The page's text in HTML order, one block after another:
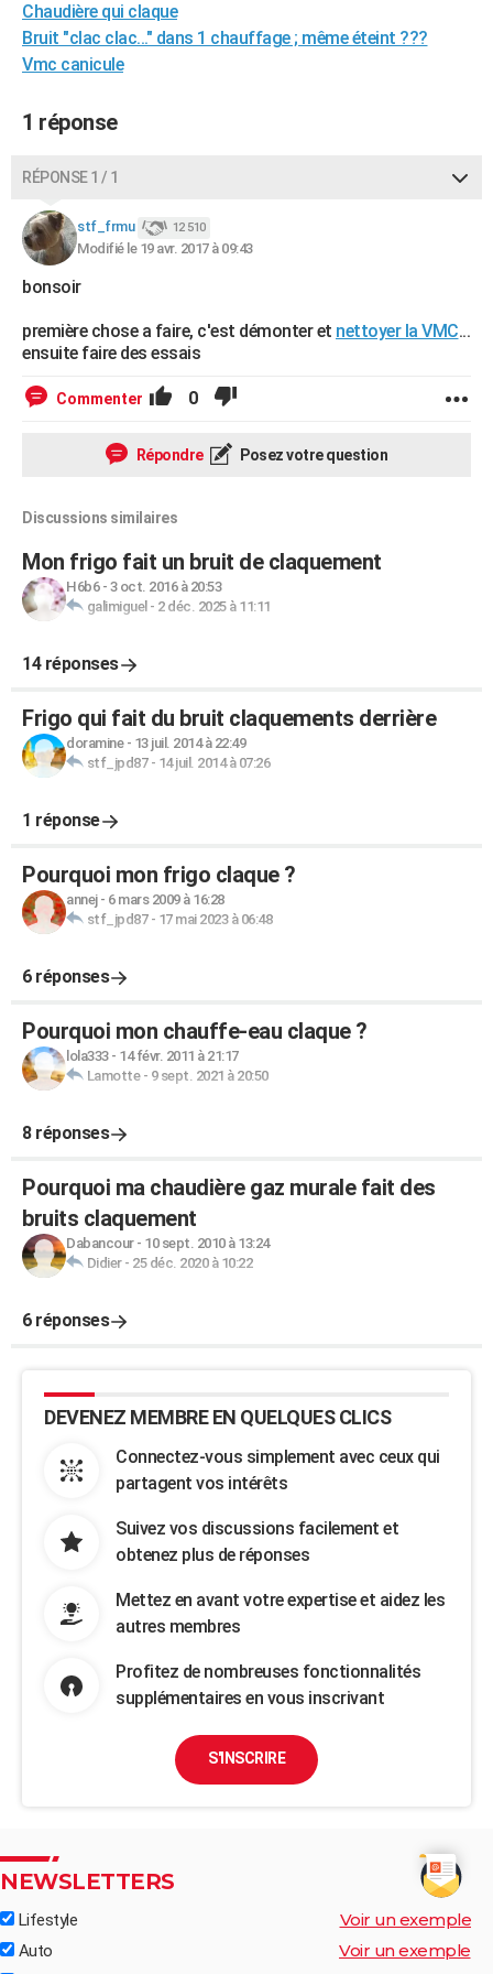
Destinations
City break
Voyage nature
Voyage de noces
Forum
Climat
+PHOTO
GUIDES D'ACHAT
BONS PLANS
Dictionnaire
Biographies
Citations
Expressions
Proverbes
PROGRAMME TV
COPAINS D'AVANT
S'inscrire
Se connecter
Lycées
Collèges
Primaires
Universités
Entreprises
Service militaire
Avis de recherche
AVIS DE DÉCÈS
FORUM
Chaudière qui claque
Bruit "clac clac..." dans 1 chauffage ; même éteint ???
Vmc canicule
1 réponse
RÉPONSE 1 / 1
stf_frmu 12 510
Modifié le 19 avr. 2017 à 09:43
bonsoir
première chose a faire, c'est démonter et nettoyer la VMC...
ensuite faire des essais
Commenter 0
Répondre Posez votre question
Discussions similaires
Mon frigo fait un bruit de claquement
H6b6- 3 oct. 2016 à 20:53
galimiguel - 2 déc. 2025 à 11:11
14 réponses
Frigo qui fait du bruit claquements derrière
doramine- 13 juil. 2014 à 22:49
stf_jpd87- 14 juil. 2014 à 07:26
1 réponse
Pourquoi mon frigo claque ?
annej- 6 mars 2009 à 16:28
stf_jpd87- 17 mai 2023 à 06:48
6 réponses
Pourquoi mon chauffe-eau claque ?
lola333- 14 févr. 2011 à 21:17
Lamotte- 9 sept. 2021 à 20:50
8 réponses
Pourquoi ma chaudière gaz murale fait des
bruits claquement
Dabancour- 10 sept. 2010 à 13:24
Didier- 25 déc. 2020 à 10:22
6 réponses
DEVENEZ MEMBRE EN QUELQUES CLICS
Connectez-vous simplement avec ceux qui
partagent vos intérêts
Suivez vos discussions facilement et
obtenez plus de réponses
Mettez en avant votre expertise et aidez les
autres membres
Profitez de nombreuses fonctionnalités
supplémentaires en vous inscrivant
S'INSCRIRE
NEWSLETTERS
Lifestyle Voir un exemple
Auto Voir un exemple